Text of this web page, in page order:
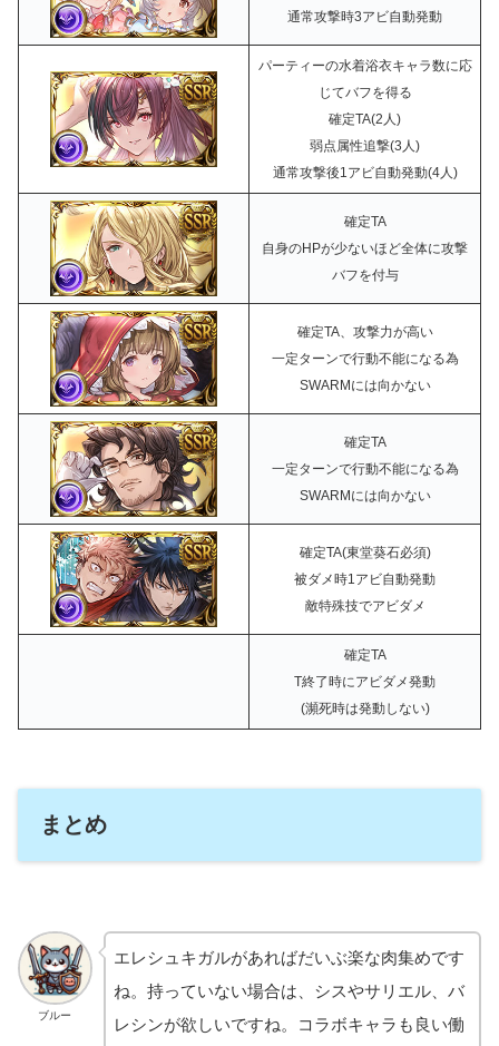
通常攻撃時3アビ自動発動
パーティーの水着浴衣キャラ数に応
じてバフを得る
確定TA(2人)
弱点属性追撃(3人)
通常攻撃後1アビ自動発動(4人)
確定TA
自身のHPが少ないほど全体に攻撃
バフを付与
確定TA、攻撃力が高い
一定ターンで行動不能になる為
SWARMには向かない
確定TA
一定ターンで行動不能になる為
SWARMには向かない
確定TA(東堂葵石必須)
被ダメ時1アビ自動発動
敵特殊技でアビダメ
確定TA
T終了時にアビダメ発動
(瀕死時は発動しない)
まとめ
ブルー
エレシュキガルがあればだいぶ楽な肉集めです
ね。持っていない場合は、シスやサリエル、バ
レシンが欲しいですね。コラボキャラも良い働